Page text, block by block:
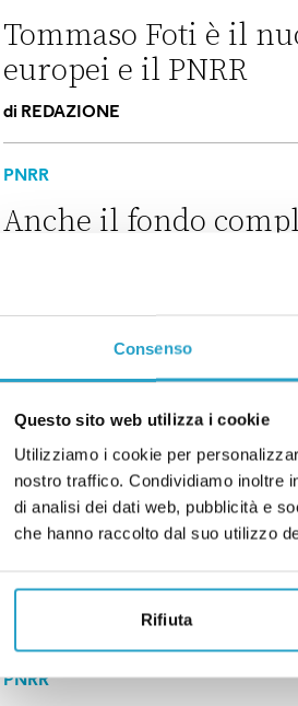
Consenso
Questo sito web utilizza i cookie
Utilizziamo i cookie per
nostro traffico. Condividiamo inoltre
di analisi dei dati web, pubblicità e
che hanno raccolto dal suo utilizzo
Rifiuta
Tommaso Foti è il
europei e il PNRR
di REDAZIONE
PNRR
Anche il fondo
Anche il fondo complementare al
Fitto non la racconta
il Pnrr
diCARLO CANEPA, VITALBA
Fitto non la racconta giusta sulla
ECONOMIA
CARLO CANEPA
Non è vero che l’Italia cresce più di
PNRR